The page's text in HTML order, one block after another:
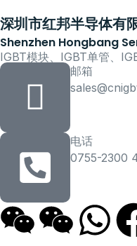
深圳市红邦半导体有
Shenzhen Hongbang
IGBT模块、IGBT单管、
邮箱
电话
0755-2300